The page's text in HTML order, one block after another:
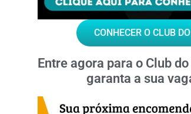
CONHECER O CLUB
Entre agora para o Club
garanta a sua